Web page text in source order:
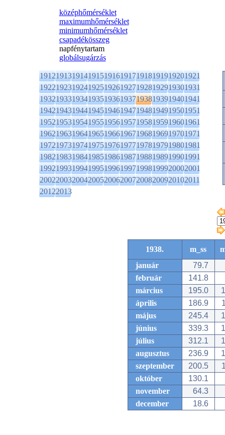
középhőmérséklet
maximumhőmérséklet
minimumhőmérséklet
csapadékösszeg
napfénytartam
globálsugárzás
1912191319141915191619171918191919201921
1922192319241925192619271928192919301931
1932193319341935193619371938193919401941
1942194319441945194619471948194919501951
1952195319541955195619571958195919601961
1962196319641965196619671968196919701971
1972197319741975197619771978197919801981
1982198319841985198619871988198919901991
1992199319941995199619971998199920002001
2002200320042005200620072008200920102011
20122013
1938. m_ss
január
79.7
február
141.8
március
195.0
április
186.9
május
245.4
június
339.3
július
312.1
augusztus
236.9
szeptember
200.5
október
130.1
november
64.3
december
18.6